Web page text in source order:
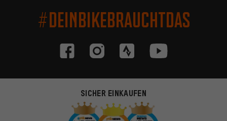
#DEINBIKEBRAUCHTDAS
SICHER EINKAUFEN